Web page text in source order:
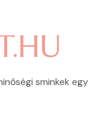
sminkek egy